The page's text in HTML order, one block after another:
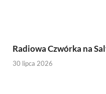
Radiowa Czwórka na
30 lipca 2026